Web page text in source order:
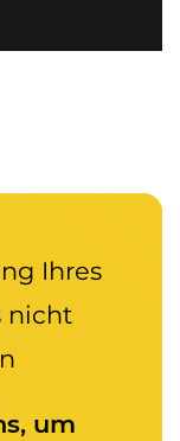
Ihres
nicht
um